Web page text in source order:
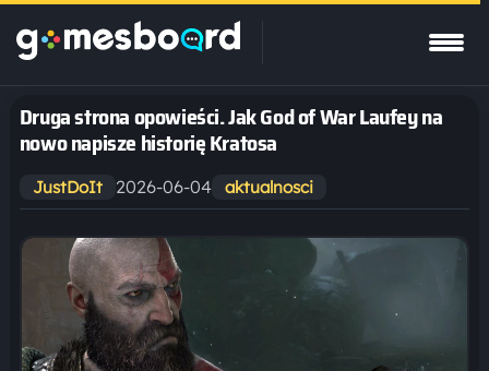
Druga strona opowieści. Jak God of War Laufey na
nowo napisze historię Kratosa
JustDoIt 2026-06-04 aktualnosci